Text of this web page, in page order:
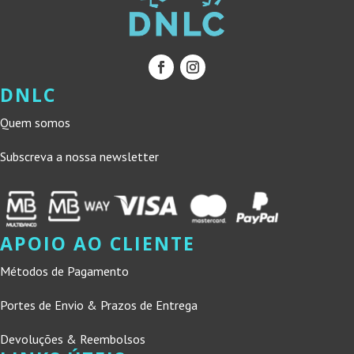
DNLC
Quem somos
Subscreva a nossa newsletter
APOIO AO CLIENTE
Métodos de Pagamento
Portes de Envio & Prazos de Entrega
Devoluções & Reembolsos